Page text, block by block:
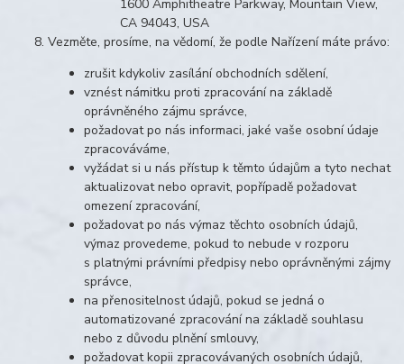
1600 Amphitheatre Parkway, Mountain View,
CA 94043, USA
Vezměte, prosíme, na vědomí, že podle Nařízení máte právo:
zrušit kdykoliv zasílání obchodních sdělení,
vznést námitku proti zpracování na základě
oprávněného zájmu správce,
požadovat po nás informaci, jaké vaše osobní údaje
zpracováváme,
vyžádat si u nás přístup k těmto údajům a tyto nechat
aktualizovat nebo opravit, popřípadě požadovat
omezení zpracování,
požadovat po nás výmaz těchto osobních údajů,
výmaz provedeme, pokud to nebude v rozporu
s platnými právními předpisy nebo oprávněnými zájmy
správce,
na přenositelnost údajů, pokud se jedná o
automatizované zpracování na základě souhlasu
nebo z důvodu plnění smlouvy,
požadovat kopii zpracovávaných osobních údajů,